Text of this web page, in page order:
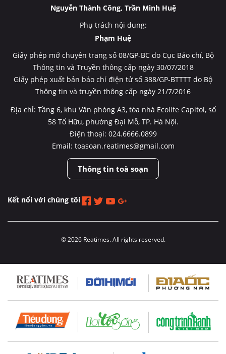
Nguyễn Thành Công, Trần Minh Huệ
Phụ trách nội dung:
Phạm Huệ
Giấy phép mở chuyên trang số 08/GP-BC do Cục Báo chí, Bộ
Thông tin và Truyền thông cấp ngày 30/07/2018
Giấy phép xuất bản báo chí điện tử số 388/GP-BTTTT do Bộ
Thông tin và truyền thông cấp ngày 21/7/2016
Địa chỉ: Tầng 6, khu Văn phòng A3, tòa nhà Ecolife Capitol, số
58 Tố Hữu, phường Đại Mỗ, TP. Hà Nội.
Điện thoại: 024.6666.0899
Email: toasoan.reatimes@gmail.com
Thông tin toà soạn
Kết nối với chúng tôi
© 2026 Reatimes. All rights reserved.